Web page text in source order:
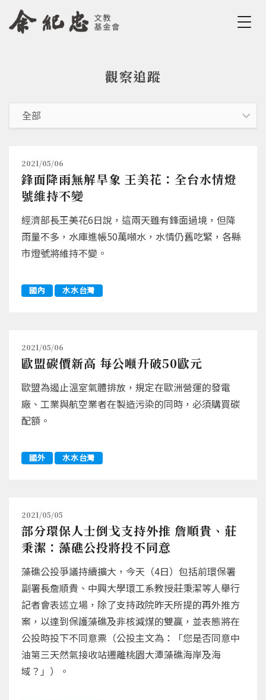
Jump to Navigation
Jump to Main content
觀察追蹤
2021/05/06
鋒面降雨無解旱象 王美花：全台水情燈
號維持不變
經濟部長王美花6日說，這兩天雖有鋒面過境，但降
雨量不多，水庫進帳50萬噸水，水情仍舊吃緊，各縣
市燈號將維持不變。
國內 水水台灣
2021/05/06
歐盟碳價新高 每公噸升破50歐元
歐盟為遏止溫室氣體排放，規定在歐洲營運的發電
廠、工業與航空業者在製造污染的同時，必須購買碳
配額。
國外 水水台灣
2021/05/05
部分環保人士倒戈支持外推 詹順貴、莊
秉潔：藻礁公投將投不同意
藻礁公投爭議持續擴大，今天（4日）包括前環保署
副署長詹順貴、中興大學環工系教授莊秉潔等人舉行
記者會表述立場，除了支持政院昨天所提的再外推方
案，以達到保護藻礁及非核減煤的雙贏，並表態將在
公投時投下不同意票（公投主文為：「您是否同意中
油第三天然氣接收站遷離桃園大潭藻礁海岸及海
域？」）。